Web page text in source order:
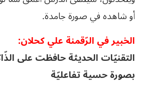
أو شاهده في صورة جامدة.
الخبير في الرّقمنة علي كحلان:
التقنيّات الحديثة حافظت على
بصورة حسية تفاعليّة